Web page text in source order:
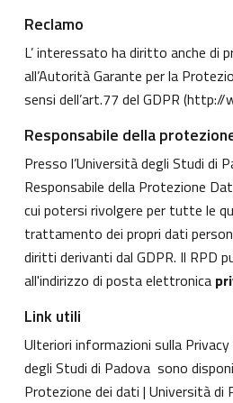
Reclamo
L’ interessato ha diritto anche di
all’Autorità Garante per la
sensi dell’art.77 del GDPR (http://
Responsabile della
Presso l’Università degli Studi di
Responsabile della Protezione
cui potersi rivolgere per tutte le
trattamento dei propri dati
diritti derivanti dal GDPR. Il RPD
all'indirizzo di posta elettronica
Link utili
Ulteriori informazioni sulla Privacy
degli Studi di Padova sono
Protezione dei dati | Università di